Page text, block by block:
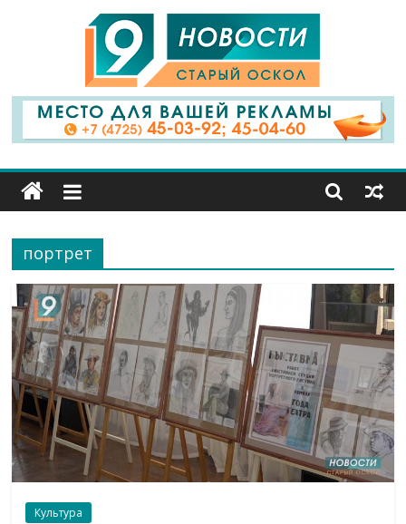
9
Канал
Старый
Оскол
портрет
Культура